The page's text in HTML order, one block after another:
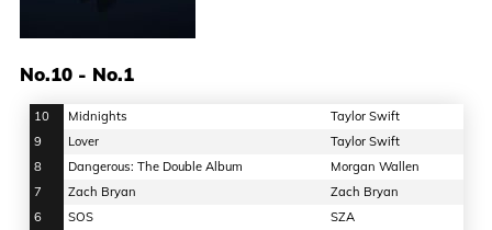
No.10 - No.1
10 Midnights
Taylor Swift
9
Lover
Taylor Swift
8
Dangerous: The Double Album
Morgan Wallen
7
Zach Bryan
Zach Bryan
6
SOS SZA